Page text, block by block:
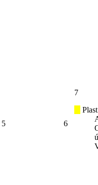
5 6
7
Plast